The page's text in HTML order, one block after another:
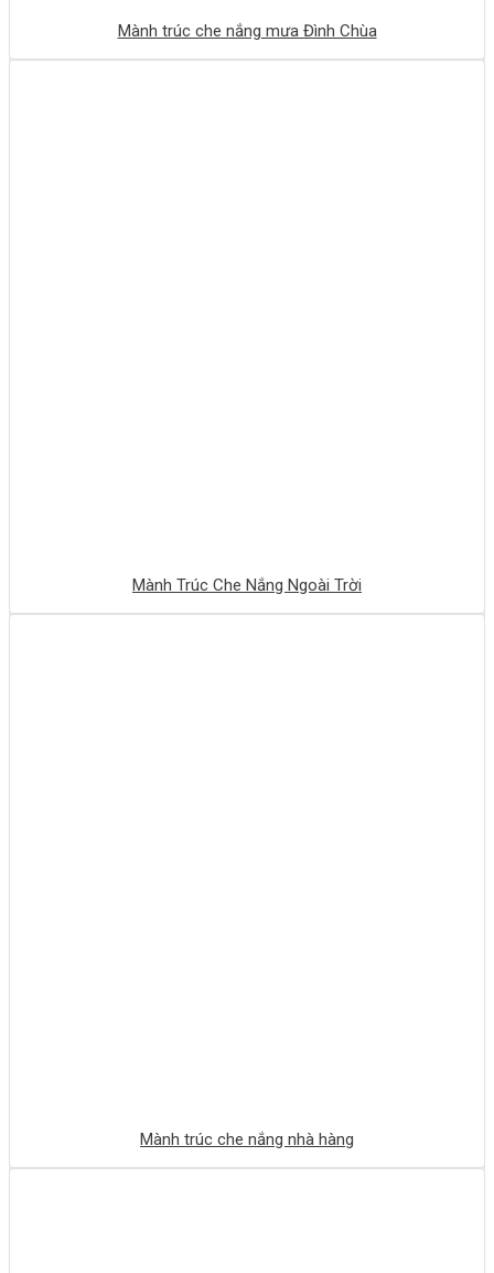
Mành trúc che nắng mưa Đình Chùa
Mành Trúc Che Nắng Ngoài Trời
Mành trúc che nắng nhà hàng